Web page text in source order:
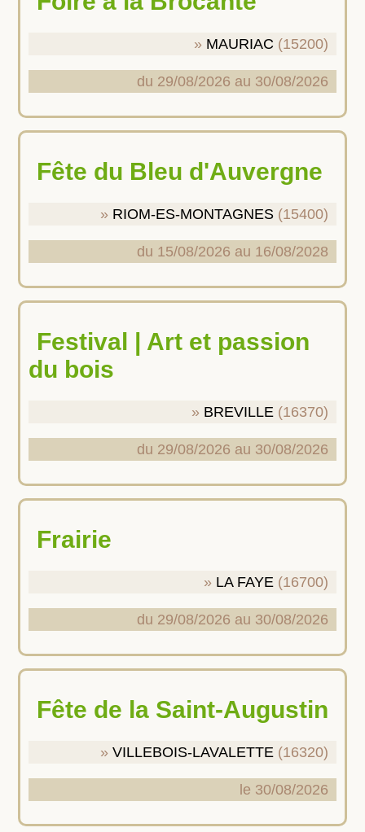
MAURIAC (15200)
du 29/08/2026 au 30/08/2026
Fête du Bleu d'Auvergne
RIOM-ES-MONTAGNES (15400)
du 15/08/2026 au 16/08/2028
Festival | Art et passion
du bois
BREVILLE (16370)
du 29/08/2026 au 30/08/2026
Frairie
LA FAYE (16700)
du 29/08/2026 au 30/08/2026
Fête de la Saint-Augustin
VILLEBOIS-LAVALETTE (16320)
le 30/08/2026